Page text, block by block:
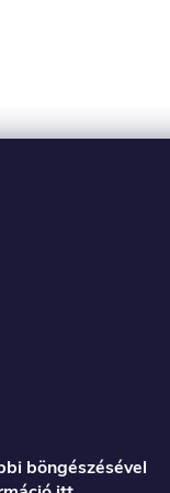
böngészésével